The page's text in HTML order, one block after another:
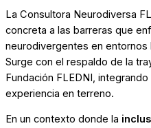
La Consultora Neurodiversa
concreta a las barreras que
neurodivergentes en
Surge con el respaldo de la
Fundación FLEDNI,
experiencia en terreno.
En un contexto donde la